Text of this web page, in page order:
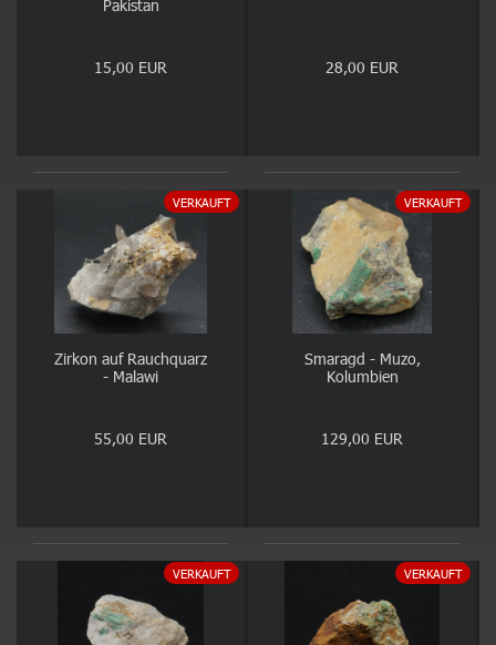
Pakistan
15,00 EUR 28,00 EUR
VERKAUFT
Zirkon auf Rauchquarz
- Malawi
55,00 EUR
VERKAUFT
Smaragd - Muzo,
Kolumbien
129,00 EUR
VERKAUFT VERKAUFT